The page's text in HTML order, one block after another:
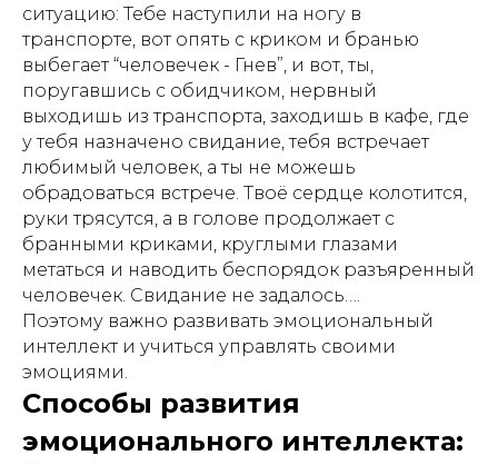
ситуацию: Тебе наступили на ногу в
транспорте, вот опять с криком и бранью
выбегает “человечек - Гнев”, и вот, ты,
поругавшись с обидчиком, нервный
выходишь из транспорта, заходишь в кафе, где
у тебя назначено свидание, тебя встречает
любимый человек, а ты не можешь
обрадоваться встрече. Твоё сердце колотится,
руки трясутся, а в голове продолжает с
бранными криками, круглыми глазами
метаться и наводить беспорядок разъяренный
человечек. Свидание не задалось….
Поэтому важно развивать эмоциональный
интеллект и учиться управлять своими
эмоциями.
Способы развития
эмоционального интеллекта: